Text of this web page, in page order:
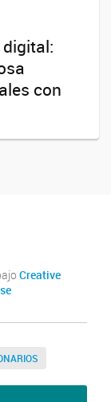
con
Creative